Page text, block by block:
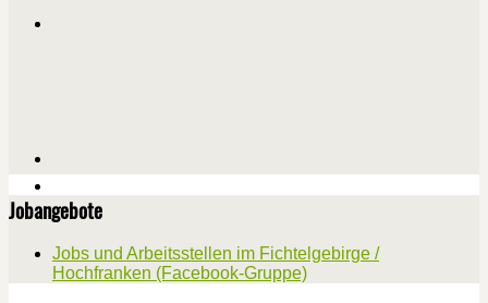
Jobangebote
Jobs und Arbeitsstellen im Fichtelgebirge /
Hochfranken (Facebook-Gruppe)